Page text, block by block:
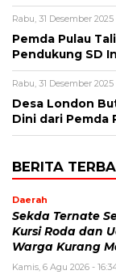
Rabu, 31 Desember 2025
Pemda Pulau
Pendukung SD
Rabu, 31 Desember
Desa London
Dini dari Pemda
BERITA
Daerah
Sekda Ternate
Kursi Roda dan
Warga Kurang
Kamis, 6 Agu 2026 -